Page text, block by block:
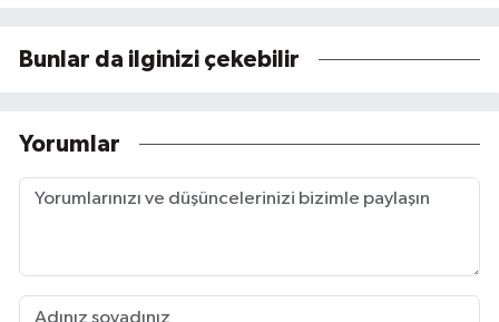
Bunlar da ilginizi çekebilir
Yorumlar